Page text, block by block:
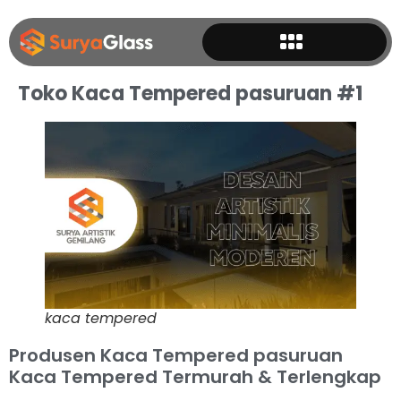
Toko Kaca Tempered pasuruan #1
kaca tempered
Produsen Kaca Tempered pasuruan
Kaca Tempered Termurah & Terlengkap